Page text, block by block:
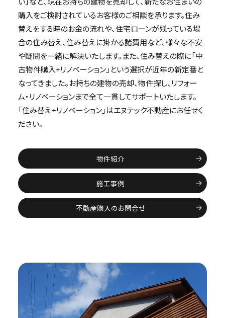
購入をご検討されているお客様のご相談を承ります。住み
替えをする時のお金の流れや、住宅ローンが残っている場
合の住み替え、住み替えに掛かる諸費用など、様々な不安
や疑問を一緒に解決いたします。また、住み替えの際に「中
古物件購入+リノベーション」という選択が近年の新定番と
なってきました。お持ちの建物の売却、物件探し、リフォー
ム・リノベーションまで全て一貫してサポートいたします。
「住み替え+リノベーション」はエヌテック不動産にお任せく
ださい。
物件紹介
施工事例
不動産購入のお問合せ